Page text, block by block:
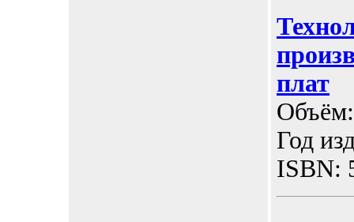
плат
Год
ISBN: